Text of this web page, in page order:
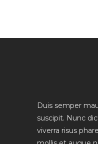
Duis semper
suscipit. Nunc
viverra risus